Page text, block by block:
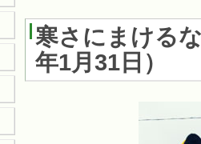
寒さにまける
年1月31日 ）